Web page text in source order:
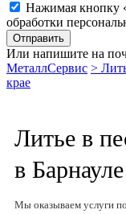
Нажимая кнопку
обработки
Отправить
Или напишите на
МеталлСервис >
крае
Литье в
в
Мы оказываем услуги